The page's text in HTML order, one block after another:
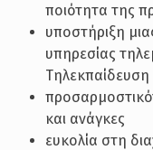
ποιότητα της
υποστήριξη
υπηρεσίας
Τηλεκπαίδευση
και ανάγκες
ευκολία στη